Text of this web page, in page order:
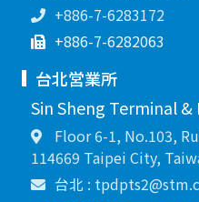
+886-7-6283172
+886-7-6282063
台北営業所
Sin Sheng Terminal &
Floor 6-1, No.103,
114669 Taipei City,
台北 :